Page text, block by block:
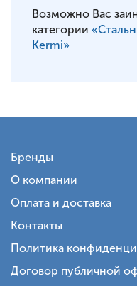
Возможно Вас
категории
Kermi»
Бренды
О компании
Оплата и доставка
Контакты
Политика
Договор публичной